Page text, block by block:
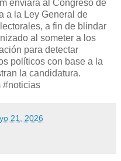
enviará al Congreso de
a la Ley General de
a fin de blindar
al someter a los
para detectar
políticos con base a la
la candidatura.
#noticias
21, 2026